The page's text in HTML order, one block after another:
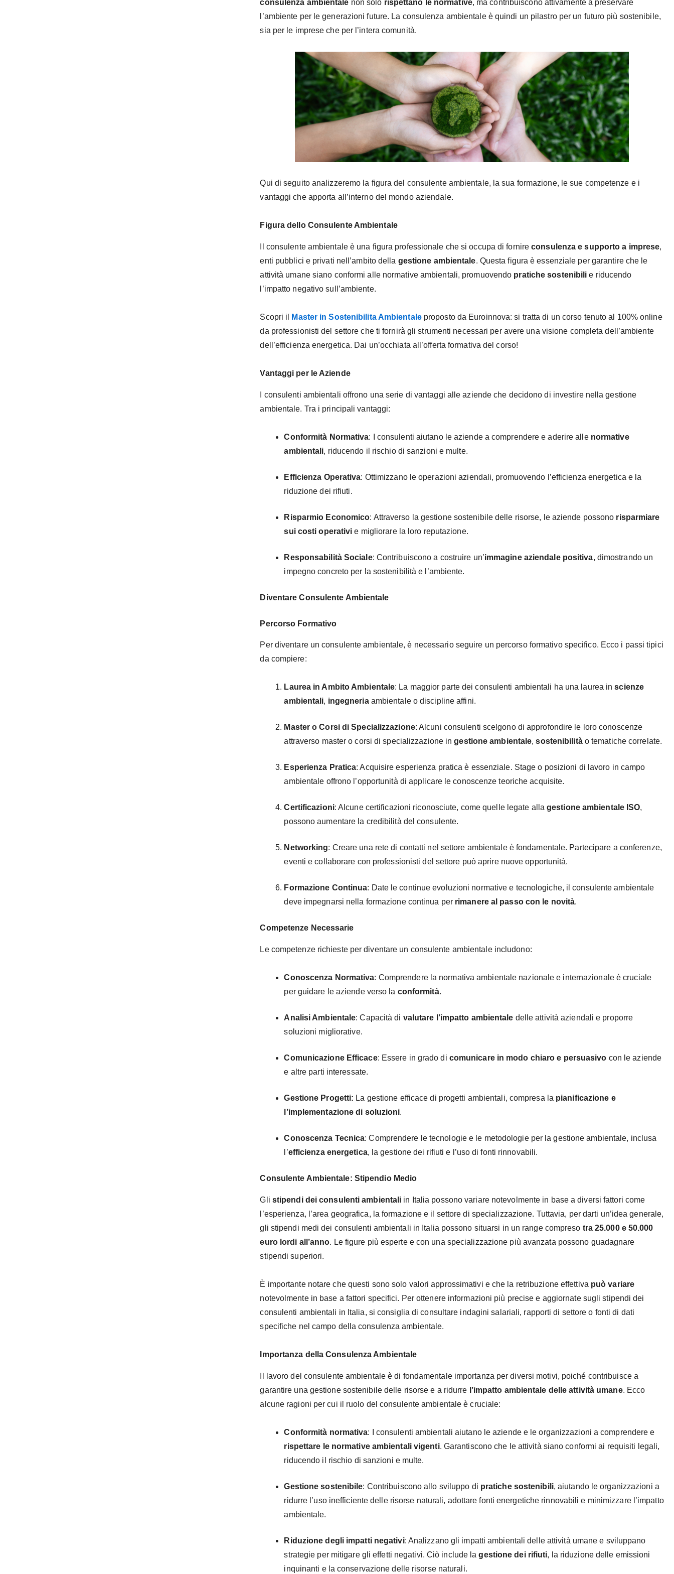
consulenza ambientale non solo rispettano le normative, ma contribuiscono attivamente a preservare
l’ambiente per le generazioni future. La consulenza ambientale è quindi un pilastro per un futuro più sostenibile,
sia per le imprese che per l’intera comunità.
Qui di seguito analizzeremo la figura del consulente ambientale, la sua formazione, le sue competenze e i
vantaggi che apporta all’interno del mondo aziendale.
Figura dello Consulente Ambientale
Il consulente ambientale è una figura professionale che si occupa di fornireconsulenza e supporto a imprese,
enti pubblici e privati nell’ambito della gestione ambientale. Questa figura è essenziale per garantire che le
attività umane siano conformi alle normative ambientali, promuovendo pratiche sostenibili e riducendo
l’impatto negativo sull’ambiente.
Scopri il Master in Sostenibilita Ambientaleproposto da Euroinnova: si tratta di un corso tenuto al 100% online
da professionisti del settore che ti fornirà gli strumenti necessari per avere una visione completa dell’ambiente
dell’efficienza energetica. Dai un’occhiata all’offerta formativa del corso!
Vantaggi per le Aziende
I consulenti ambientali offrono una serie di vantaggi alle aziende che decidono di investire nella gestione
ambientale. Tra i principali vantaggi:
Conformità Normativa: I consulenti aiutano le aziende a comprendere e aderire alle normative
ambientali, riducendo il rischio di sanzioni e multe.
Efficienza Operativa: Ottimizzano le operazioni aziendali, promuovendo l’efficienza energetica e la
riduzione dei rifiuti.
Risparmio Economico: Attraverso la gestione sostenibile delle risorse, le aziende possono risparmiare
sui costi operativie migliorare la loro reputazione.
Responsabilità Sociale: Contribuiscono a costruire un’immagine aziendale positiva, dimostrando un
impegno concreto per la sostenibilità e l’ambiente.
Diventare Consulente Ambientale
Percorso Formativo
Per diventare un consulente ambientale, è necessario seguire un percorso formativo specifico. Ecco i passi tipici
da compiere:
Laurea in Ambito Ambientale: La maggior parte dei consulenti ambientali ha una laurea inscienze
ambientali, ingegneriaambientale o discipline affini.
Master o Corsi di Specializzazione: Alcuni consulenti scelgono di approfondire le loro conoscenze
attraverso master o corsi di specializzazione ingestione ambientale,sostenibilitào tematiche correlate.
Esperienza Pratica: Acquisire esperienza pratica è essenziale. Stage o posizioni di lavoro in campo
ambientale offrono l’opportunità di applicare le conoscenze teoriche acquisite.
Certificazioni: Alcune certificazioni riconosciute, come quelle legate allagestione ambientale ISO,
possono aumentare la credibilità del consulente.
Networking: Creare una rete di contatti nel settore ambientale è fondamentale. Partecipare a conferenze,
eventi e collaborare con professionisti del settore può aprire nuove opportunità.
Formazione Continua: Date le continue evoluzioni normative e tecnologiche, il consulente ambientale
deve impegnarsi nella formazione continua per rimanere al passo con le novità.
Competenze Necessarie
Le competenze richieste per diventare un consulente ambientale includono:
Conoscenza Normativa: Comprendere la normativa ambientale nazionale e internazionale è cruciale
per guidare le aziende verso la conformità.
Analisi Ambientale: Capacità di valutare l’impatto ambientale delle attività aziendali e proporre
soluzioni migliorative.
Comunicazione Efficace: Essere in grado di comunicare in modo chiaro e persuasivo con le aziende
e altre parti interessate.
Gestione Progetti: La gestione efficace di progetti ambientali, compresa la pianificazione e
l’implementazione di soluzioni.
Conoscenza Tecnica: Comprendere le tecnologie e le metodologie per la gestione ambientale, inclusa
l’efficienza energetica, la gestione dei rifiuti e l’uso di fonti rinnovabili.
Consulente Ambientale: Stipendio Medio
Gli stipendi dei consulenti ambientali in Italia possono variare notevolmente in base a diversi fattori come
l’esperienza, l’area geografica, la formazione e il settore di specializzazione. Tuttavia, per darti un’idea generale,
gli stipendi medi dei consulenti ambientali in Italia possono situarsi in un range compreso tra 25.000 e 50.000
euro lordi all’anno. Le figure più esperte e con una specializzazione più avanzata possono guadagnare
stipendi superiori.
È importante notare che questi sono solo valori approssimativi e che la retribuzione effettiva può variare
notevolmente in base a fattori specifici. Per ottenere informazioni più precise e aggiornate sugli stipendi dei
consulenti ambientali in Italia, si consiglia di consultare indagini salariali, rapporti di settore o fonti di dati
specifiche nel campo della consulenza ambientale.
Importanza della Consulenza Ambientale
Il lavoro del consulente ambientale è di fondamentale importanza per diversi motivi, poiché contribuisce a
garantire una gestione sostenibile delle risorse e a ridurre l’impatto ambientale delle attività umane. Ecco
alcune ragioni per cui il ruolo del consulente ambientale è cruciale:
Conformità normativa: I consulenti ambientali aiutano le aziende e le organizzazioni a comprendere e
rispettare le normative ambientali vigenti. Garantiscono che le attività siano conformi ai requisiti legali,
riducendo il rischio di sanzioni e multe.
Gestione sostenibile: Contribuiscono allo sviluppo di pratiche sostenibili, aiutando le organizzazioni a
ridurre l’uso inefficiente delle risorse naturali, adottare fonti energetiche rinnovabili e minimizzare l’impatto
ambientale.
Riduzione degli impatti negativi: Analizzano gli impatti ambientali delle attività umane e sviluppano
strategie per mitigare gli effetti negativi. Ciò include lagestione dei rifiuti, la riduzione delle emissioni
inquinanti e la conservazione delle risorse naturali.